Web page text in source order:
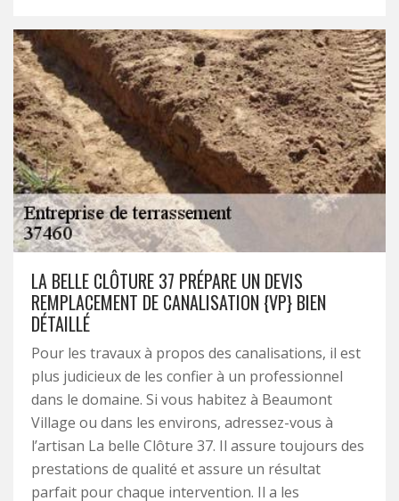
LA BELLE CLÔTURE 37 PRÉPARE UN DEVIS
REMPLACEMENT DE CANALISATION {VP} BIEN
DÉTAILLÉ
Pour les travaux à propos des canalisations, il est
plus judicieux de les confier à un professionnel
dans le domaine. Si vous habitez à Beaumont
Village ou dans les environs, adressez-vous à
l’artisan La belle Clôture 37. Il assure toujours des
prestations de qualité et assure un résultat
parfait pour chaque intervention. Il a les